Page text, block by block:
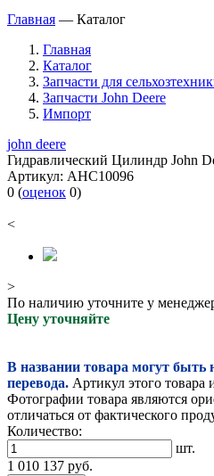
Главная — Каталог
Главная
Каталог
Запчасти для
Запчасти John Deere
Импорт
john deere
Гидравлический Цилиндр John
Артикул: AHC10096
0 (оценок 0)
<
>
По наличию уточните у
Цену уточняйте
В названии товара могут быть
перевода. Артикул этого
Фотографии товара являются
отличаться от фактического
Количество:
шт.
1 010 137 руб.